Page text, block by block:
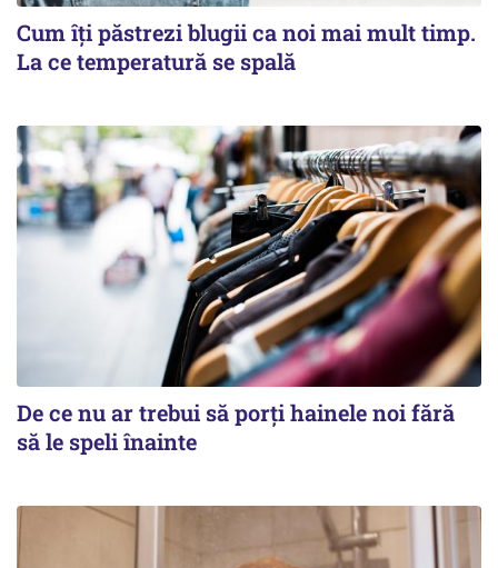
Cum îți păstrezi blugii ca noi mai mult timp.
La ce temperatură se spală
De ce nu ar trebui să porți hainele noi fără
să le speli înainte